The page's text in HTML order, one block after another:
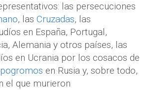
las persecuciones
, las Cruzadas, las
en España, Portugal,
Alemania y otros países, las
en Ucrania por los cosacos de
pogromos en Rusia y, sobre todo,
el que murieron